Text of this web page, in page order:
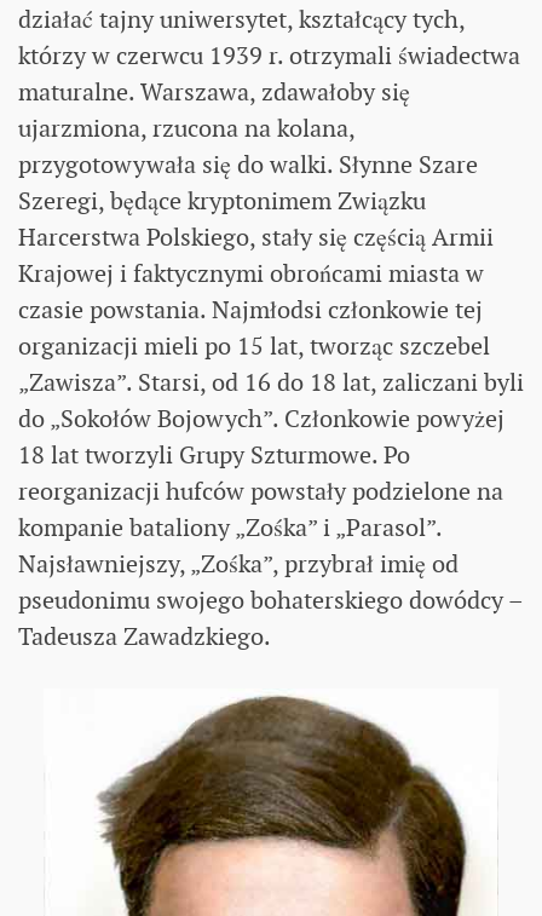
działać tajny uniwersytet, kształcący tych,
którzy w czerwcu 1939 r. otrzymali świadectwa
maturalne. Warszawa, zdawałoby się
ujarzmiona, rzucona na kolana,
przygotowywała się do walki. Słynne Szare
Szeregi, będące kryptonimem Związku
Harcerstwa Polskiego, stały się częścią Armii
Krajowej i faktycznymi obrońcami miasta w
czasie powstania. Najmłodsi członkowie tej
organizacji mieli po 15 lat, tworząc szczebel
„Zawisza”. Starsi, od 16 do 18 lat, zaliczani byli
do „Sokołów Bojowych”. Członkowie powyżej
18 lat tworzyli Grupy Szturmowe. Po
reorganizacji hufców powstały podzielone na
kompanie bataliony „Zośka” i „Parasol”.
Najsławniejszy, „Zośka”, przybrał imię od
pseudonimu swojego bohaterskiego dowódcy –
Tadeusza Zawadzkiego.